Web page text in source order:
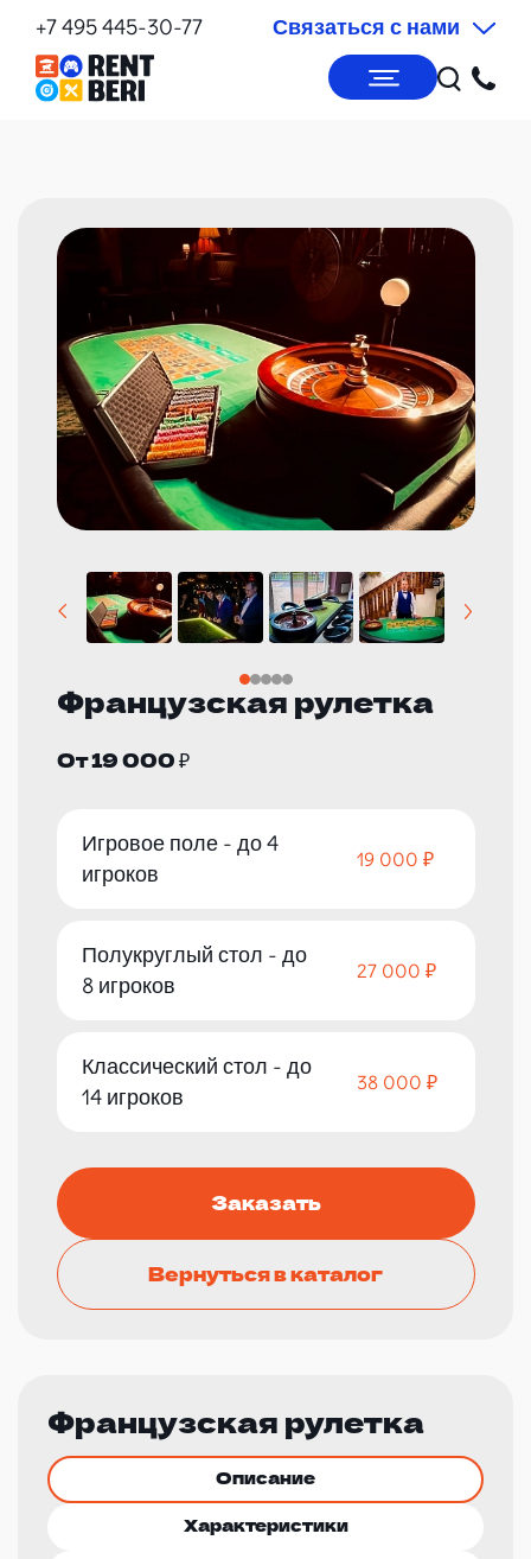
+7 495 445-30-77 Связаться с нами
Французская рулетка
От 19 000 ₽
Игровое поле - до 4
игроков
19 000 ₽
Полукруглый стол - до
8 игроков
27 000 ₽
Классический стол - до
14 игроков
38 000 ₽
Заказать
Вернуться в каталог
Французская рулетка
Описание
Характеристики